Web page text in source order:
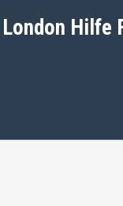
Hilfe